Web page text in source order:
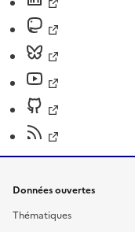
Données ouvertes
Thématiques